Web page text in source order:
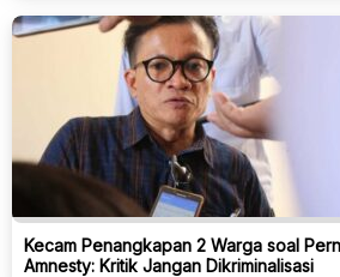
Kecam Penangkapan 2 Warga soal
Amnesty: Kritik Jangan Dikriminalisasi